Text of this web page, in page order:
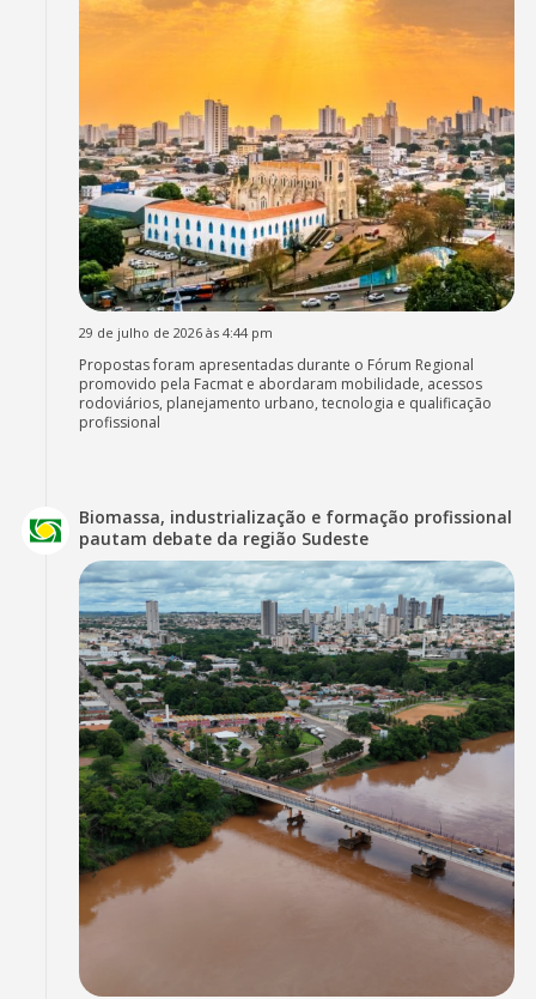
29 de julho de 2026 às 4:44 pm
Propostas foram apresentadas durante o Fórum Regional
promovido pela Facmat e abordaram mobilidade, acessos
rodoviários, planejamento urbano, tecnologia e qualificação
profissional
Biomassa, industrialização e formação profissional
pautam debate da região Sudeste